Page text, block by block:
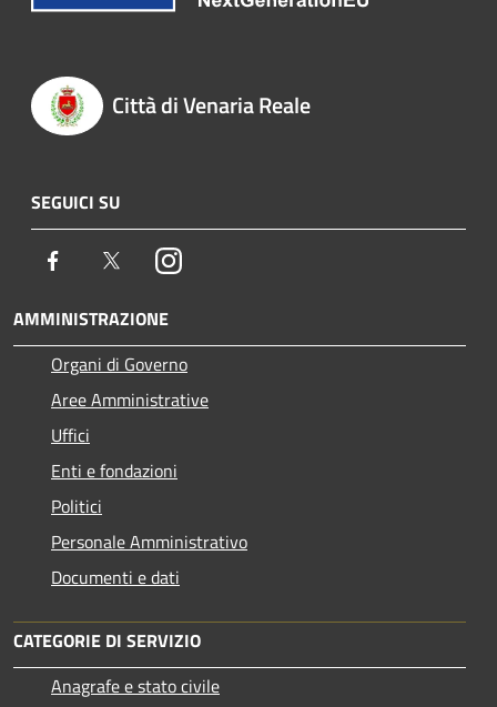
Città di Venaria Reale
SEGUICI SU
Facebook TwitterInstagram
AMMINISTRAZIONE
Organi di Governo
Aree Amministrative
Uffici
Enti e fondazioni
Politici
Personale Amministrativo
Documenti e dati
CATEGORIE DI SERVIZIO
Anagrafe e stato civile